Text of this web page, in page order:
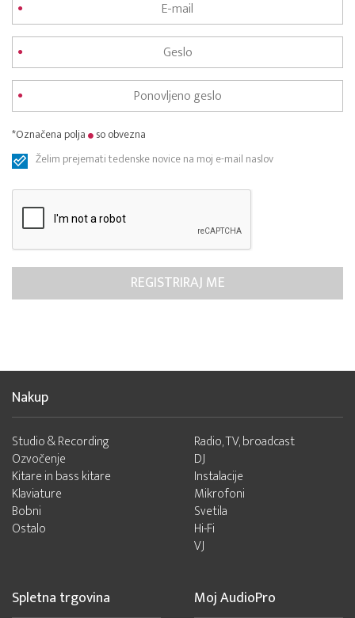
*Označena polja
so obvezna
Želim prejemati tedenske novice na moj e-mail naslov
Nakup
Studio & Recording
Ozvočenje
Kitare in bass kitare
Klaviature
Bobni
Ostalo
Radio, TV, broadcast
DJ
Instalacije
Mikrofoni
Svetila
Hi-Fi
VJ
Spletna trgovina Moj AudioPro